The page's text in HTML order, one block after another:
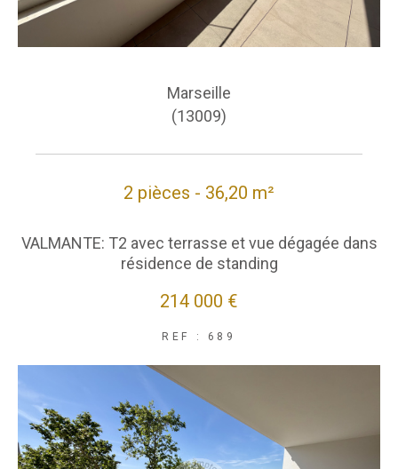
Marseille
(13009)
2 pièces - 36,20 m²
VALMANTE: T2 avec terrasse et vue dégagée dans
résidence de standing
214 000 €
REF : 689